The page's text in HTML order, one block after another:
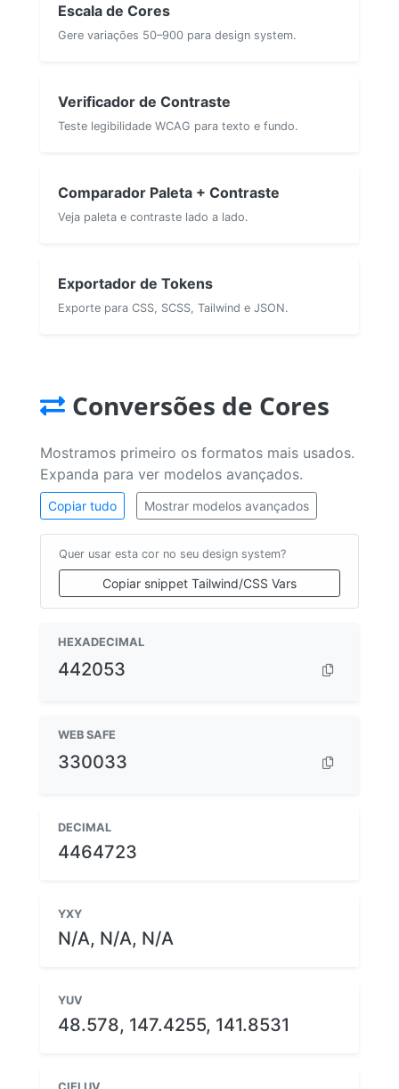
Escala de Cores
Gere variações 50–900 para design system.
Verificador de Contraste
Teste legibilidade WCAG para texto e fundo.
Comparador Paleta + Contraste
Veja paleta e contraste lado a lado.
Exportador de Tokens
Exporte para CSS, SCSS, Tailwind e JSON.
Conversões de Cores
Mostramos primeiro os formatos mais usados.
Expanda para ver modelos avançados.
Copiar tudo Mostrar modelos avançados
Quer usar esta cor no seu design system?
Copiar snippet Tailwind/CSS Vars
HEXADECIMAL
442053
WEB SAFE
330033
DECIMAL
4464723
YXY
N/A, N/A, N/A
YUV
48.578, 147.4255, 141.8531
CIELUV